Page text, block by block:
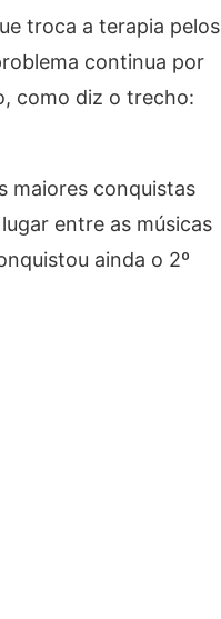
troca a terapia pelos
continua por
como diz o trecho:
maiores conquistas
lugar entre as músicas
ainda o 2º